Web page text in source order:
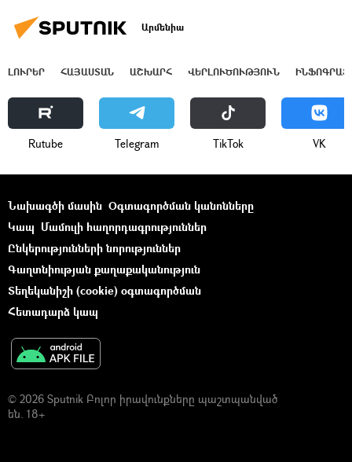
Արմենիա
ԼՈՒՐԵՐ ՀԱՅԱՍՏԱՆ ԱՇԽԱՐՀ ՎԵՐԼՈՒԾՈՒԹՅՈՒՆ
Rutube Telegram ТikТоk VK
Նախագծի մասին Օգտագործման կանոնները
Կապ Մամուլի հաղորդագրություններ
Ընկերությունների նորություններ
Գաղտնիության քաղաքականություն
Տեղեկանիշի (cookie) օգտագործման
Հետադարձ կապ
© 2026 Sputnik Բոլոր իրավունքները պաշտպանված
են. 18+